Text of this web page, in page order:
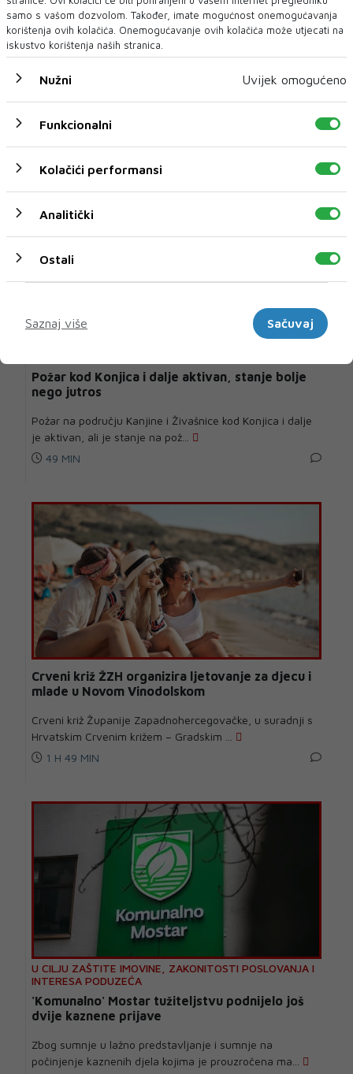
U novom broju pročitajte
Hercegovina
Požar kod Konjica i dalje aktivan, stanje bolje
nego jutros
Požar na području Kanjine i Živašnice kod Konjica i dalje
je aktivan, ali je stanje na pož...
49 MIN
Crveni križ ŽZH organizira ljetovanje za djecu i
mlade u Novom Vinodolskom
Crveni križ Županije Zapadnohercegovačke, u suradnji s
Hrvatskim Crvenim križem – Gradskim ...
1 H 49 MIN
U CILJU ZAŠTITE IMOVINE, ZAKONITOSTI POSLOVANJA I
INTERESA PODUZEĆA
'Komunalno' Mostar tužiteljstvu podnijelo još
dvije kaznene prijave
Zbog sumnje u lažno predstavljanje i sumnje na
počinjenje kaznenih djela kojima je prouzročena ma...
samo s vašom dozvolom. Također, imate mogućnost onemogućavanja
korištenja ovih kolačića. Onemogućavanje ovih kolačića može utjecati na
iskustvo korištenja naših stranica.
Nužni Uvijek omogućeno
Funkcionalni
Kolačići performansi
Analitički
Ostali
Saznaj više
Sačuvaj